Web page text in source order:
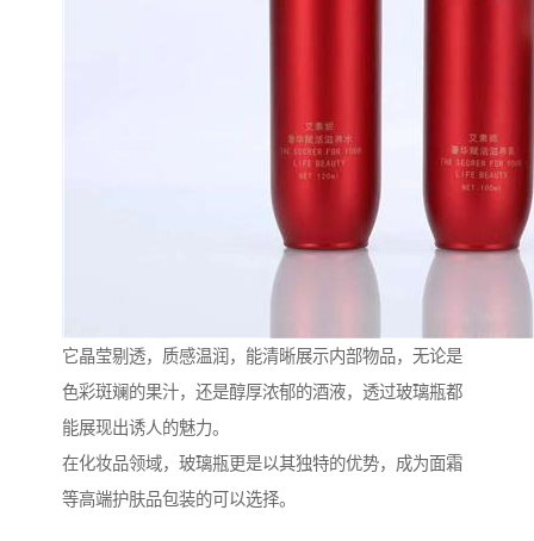
它晶莹剔透，质感温润，能清晰展示内部物品，无论是
色彩斑斓的果汁，还是醇厚浓郁的酒液，透过玻璃瓶都
能展现出诱人的魅力。
在化妆品领域，玻璃瓶更是以其独特的优势，成为面霜
等高端护肤品包装的可以选择。